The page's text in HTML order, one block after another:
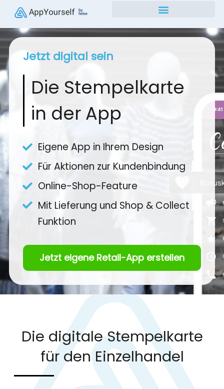
Jetzt digital sein
Die Stempelkarte
in der App
Eigene App in Ihrem Design
Für Aktionen zur Kundenbindung
Online-Shop-Feature
Mit Lieferung und Shop & Collect
Funktion
Jetzt eigene Retail-App erstellen
Die digitale Stempelkarte
für den Einzelhandel